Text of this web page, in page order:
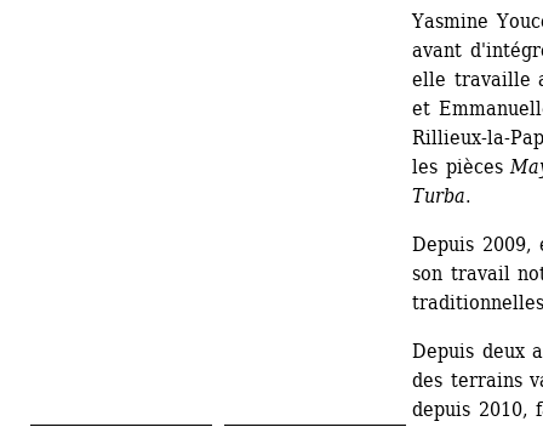
Yasmine
avant
elle travaille
et
Rillieux-la-
les pièces
Turba.
Depuis 2009,
son travail
Depuis deux
des terrains
depuis